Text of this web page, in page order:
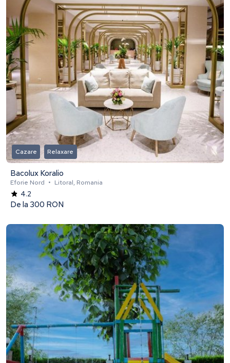
Cazare Relaxare
Bacolux Koralio
Eforie Nord • Litoral, Romania
4.2
De la 300 RON